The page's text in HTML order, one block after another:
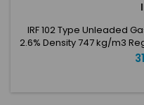
IRF 102 Type Unleaded
2.6% Density 747 kg/m3
qualité / prix, l'IRF
bonne cohérence si